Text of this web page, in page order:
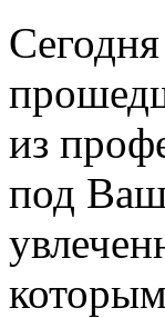
из
под